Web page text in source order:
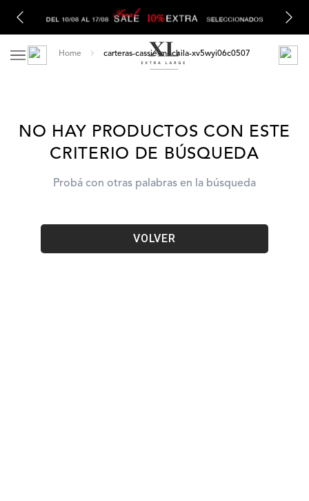
carteras-cassie-mochila-xv5wyi06c0507
NO HAY PRODUCTOS CON ESTE
CRITERIO DE BÚSQUEDA
Probá con otras palabras en la búsqueda
VOLVER